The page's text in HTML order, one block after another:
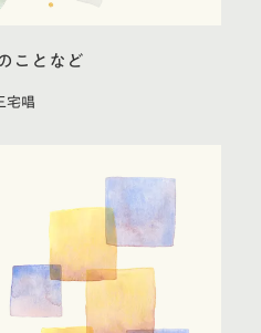
ことなど
宅唱